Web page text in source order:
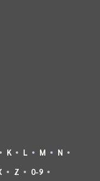
K L M
N
Z 0-9